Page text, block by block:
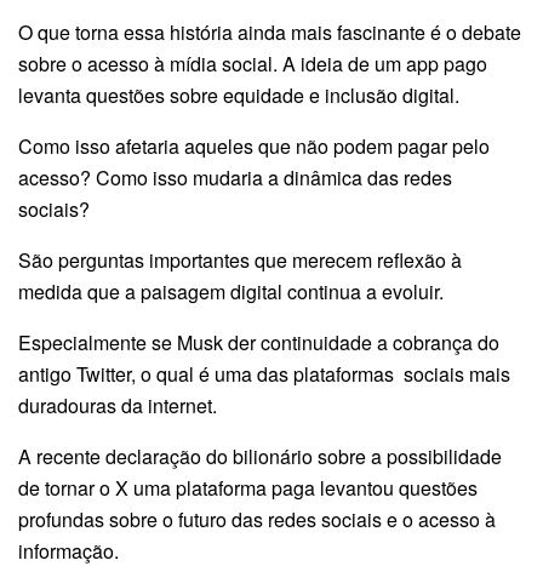
O que torna essa história ainda mais fascinante é o debate
sobre o acesso à mídia social. A ideia de um app pago
levanta questões sobre equidade e inclusão digital.
Como isso afetaria aqueles que não podem pagar pelo
acesso? Como isso mudaria a dinâmica das redes
sociais?
São perguntas importantes que merecem reflexão à
medida que a paisagem digital continua a evoluir.
Especialmente se Musk der continuidade a cobrança do
antigo Twitter, o qual é uma das plataformas sociais mais
duradouras da internet.
A recente declaração do bilionário sobre a possibilidade
de tornar o X uma plataforma paga levantou questões
profundas sobre o futuro das redes sociais e o acesso à
informação.